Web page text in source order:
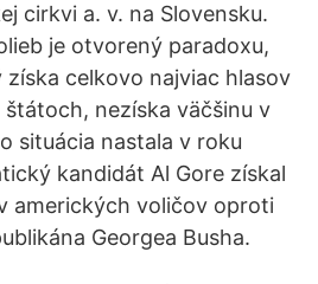
cirkvi a. v. na Slovensku.
je otvorený paradoxu,
celkovo najviac hlasov
nezíska väčšinu v
situácia nastala v roku
kandidát Al Gore získal
amerických voličov oproti
Georgea Busha.